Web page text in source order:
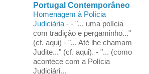
Portugal Contemporâneo
Homenagem à Polícia
Judiciária - - "... uma polícia
com tradição e pergaminho..."
(cf. aqui) - "... Até lhe chamam
Judite..." (cf. aqui). - "... (como
acontece com a Polícia
Judiciári...